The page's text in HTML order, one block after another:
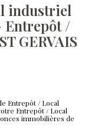
de critères
industriel
Entrepôt /
GERVAIS
Entrepôt / Local
Entrepôt / Local
immobilières de